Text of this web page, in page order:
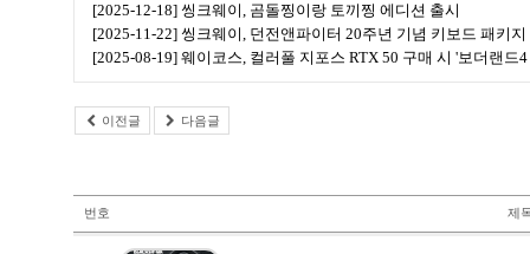
[2025-12-18] 씽크웨이, 곰돌찡이랑 토끼찡 에디션 출시
[2025-11-22] 씽크웨이, 던전앤파이터 20주년 기념 키보드 패키지
[2025-08-19] 웨이코스, 컬러풀 지포스 RTX 50 구매 시 '보더랜드
이전글 다음글
번호 제